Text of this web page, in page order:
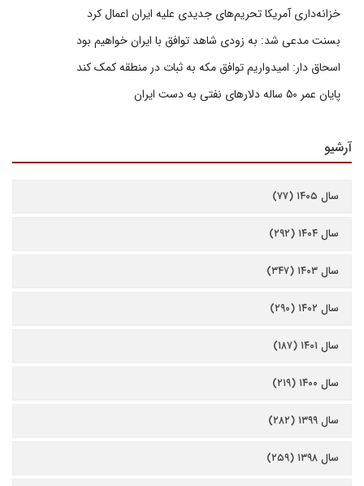
خزانه‌داری آمریکا تحریم‌های جدیدی علیه ایران اعمال کرد
بسنت مدعی شد: به زودی شاهد توافق با ایران خواهیم بود
اسحاق دار: امیدواریم توافق مکه به ثبات در منطقه کمک کند
پایان عمر ۵۰ ساله دلارهای نفتی به دست ایران
آرشیو
سال ۱۴۰۵ (۷۷)
سال ۱۴۰۴ (۲۹۲)
سال ۱۴۰۳ (۳۴۷)
سال ۱۴۰۲ (۲۹۰)
سال ۱۴۰۱ (۱۸۷)
سال ۱۴۰۰ (۲۱۹)
سال ۱۳۹۹ (۲۸۲)
سال ۱۳۹۸ (۲۵۹)